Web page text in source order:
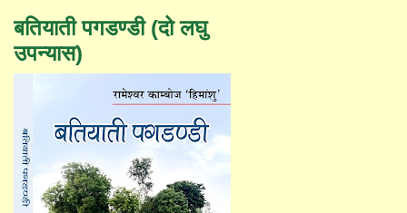
बतियाती पगडण्डी (दो लघु
उपन्यास)